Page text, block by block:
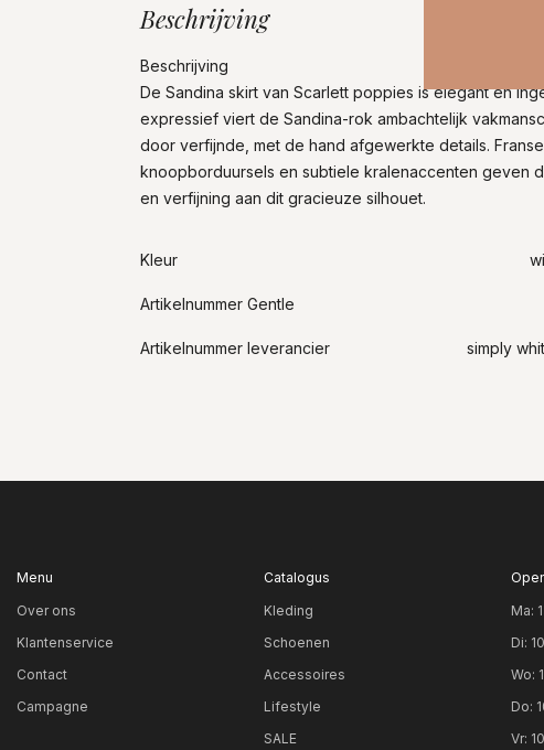
Beschrijving
Beschrijving
De Sandina skirt van Scarlett poppies is elegant en
expressief viert de Sandina-rok ambachtelijk
door verfijnde, met de hand afgewerkte details. Franse
knoopborduursels en subtiele kralenaccenten geven
en verfijning aan dit gracieuze silhouet.
Kleur
Artikelnummer Gentle
Artikelnummer leverancier simply
Menu
Over ons
Klantenservice
Contact
Campagne
Catalogus
Kleding
Schoenen
Accessoires
Lifestyle
SALE
Ma:
Di:
Wo:
Do:
Vr: